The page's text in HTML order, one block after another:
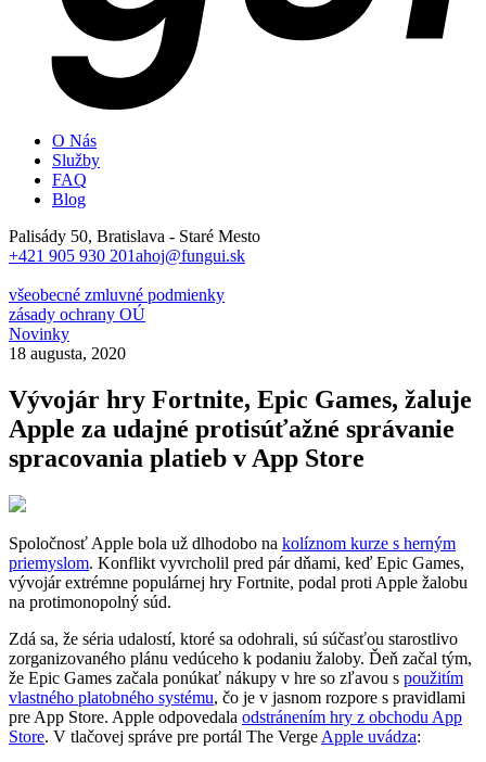
O Nás
Služby
FAQ
Blog
Palisády 50, Bratislava - Staré Mesto
+421 905 930 201ahoj@fungui.sk
všeobecné zmluvné podmienky
zásady ochrany OÚ
Novinky
18 augusta, 2020
Vývojár hry Fortnite, Epic Games, žaluje
Apple za udajné protisúťažné správanie
spracovania platieb v App Store
Spoločnosť Apple bola už dlhodobo na kolíznom kurze s herným
priemyslom. Konflikt vyvrcholil pred pár dňami, keď Epic Games,
vývojár extrémne populárnej hry Fortnite, podal proti Apple žalobu
na protimonopolný súd.
Zdá sa, že séria udalostí, ktoré sa odohrali, sú súčasťou starostlivo
zorganizovaného plánu vedúceho k podaniu žaloby. Ďeň začal tým,
že Epic Games začala ponúkať nákupy v hre so zľavou s použitím
vlastného platobného systému, čo je v jasnom rozpore s pravidlami
pre App Store. Apple odpovedala odstránením hry z obchodu App
Store. V tlačovej správe pre portál The Verge Apple uvádza: